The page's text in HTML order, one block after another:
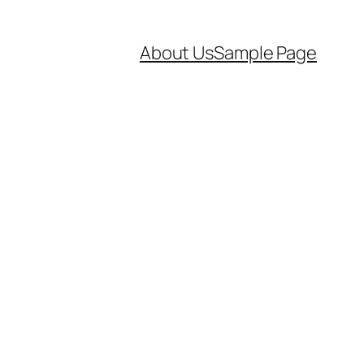
About UsSample Page